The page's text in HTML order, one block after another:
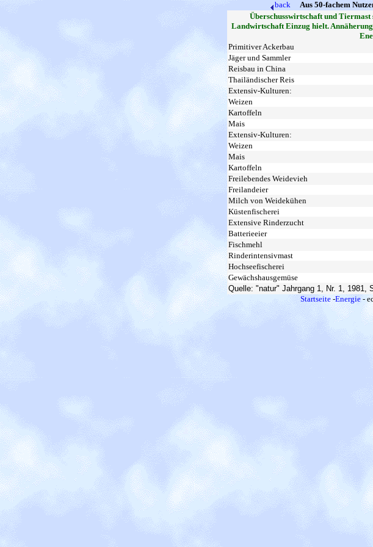
back Aus 50-fachem
Überschusswirtschaft und
Landwirtschaft Einzug hielt.
Primitiver Ackerbau
Jäger und Sammler
Reisbau in China
Thailändischer Reis
Extensiv-Kulturen:
Weizen
Kartoffeln
Mais
Extensiv-Kulturen:
Weizen
Mais
Kartoffeln
Freilebendes Weidevieh
Freilandeier
Milch von Weidekühen
Küstenfischerei
Extensive Rinderzucht
Batterieeier
Fischmehl
Rinderintensivmast
Hochseefischerei
Gewächshausgemüse
Quelle: "natur" Jahrgang 1, Nr. 1, 1981,
Startseite-Energie -